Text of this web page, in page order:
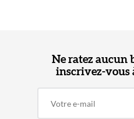
Ne ratez aucun
inscrivez-vous